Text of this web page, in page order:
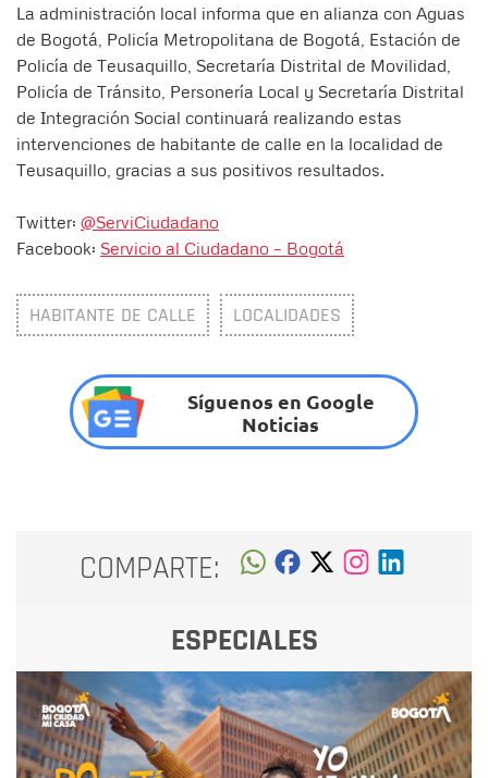
La administración local informa que en alianza con Aguas
de Bogotá, Policía Metropolitana de Bogotá, Estación de
Policía de Teusaquillo, Secretaría Distrital de Movilidad,
Policía de Tránsito, Personería Local y Secretaría Distrital
de Integración Social continuará realizando estas
intervenciones de habitante de calle en la localidad de
Teusaquillo, gracias a sus positivos resultados.
Twitter: @ServiCiudadano
Facebook: Servicio al Ciudadano – Bogotá
HABITANTE DE CALLE LOCALIDADES
Síguenos en Google
Noticias
COMPARTE:
ESPECIALES